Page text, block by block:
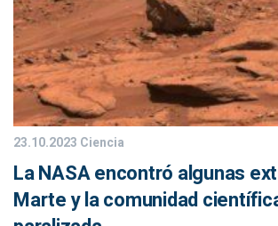
23.10.2023 Ciencia
La NASA encontró algunas
Marte y la comunidad